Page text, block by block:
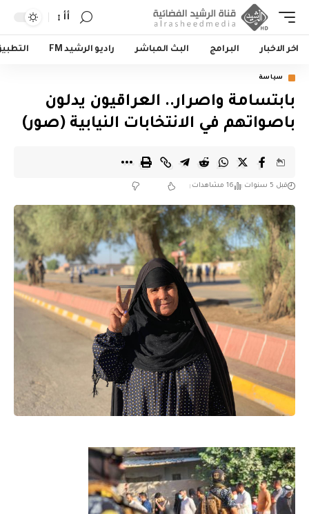
أأ
اخر الاخبار البرامج البث المباشر راديو الرشيد FM
سياسة
بابتسامة واصرار.. العراقيون يدلون
باصواتهم في الانتخابات النيابية (صور)
قبل 5 سنوات 16 مشاهدات